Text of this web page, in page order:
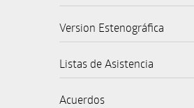
Version Estenográfica
Listas de Asistencia
Acuerdos